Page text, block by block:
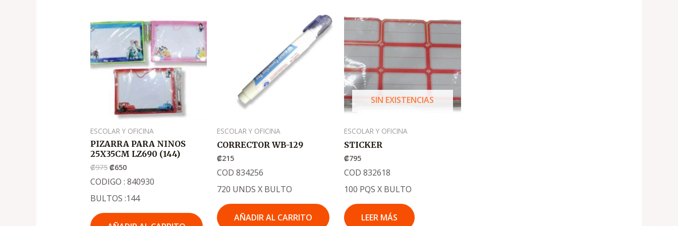
ESCOLAR Y OFICINA
PIZARRA PARA NINOS
25X35CM LZ690 (144)
₡975
original
era:
₡650
actual
es:
₡650
CODIGO : 840930
BULTOS :144
ESCOLAR Y OFICINA
CORRECTOR WB-129
₡215
COD 834256
720 UNDS X BULTO
AÑADIR AL CARRITO
SIN EXISTENCIAS
ESCOLAR Y OFICINA
STICKER
₡795
COD 832618
100 PQS X BULTO
LEER MÁS